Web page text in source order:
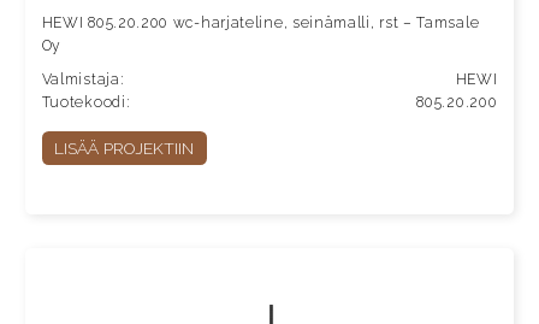
HEWI 805.20.200 wc-harjateline, seinämalli, rst – Tamsale
Oy
Valmistaja:
HEWI
Tuotekoodi:
805.20.200
LISÄÄ PROJEKTIIN